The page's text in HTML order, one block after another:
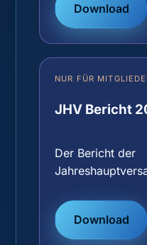
Download
NUR FÜR
JHV Bericht
Der Bericht der
Download